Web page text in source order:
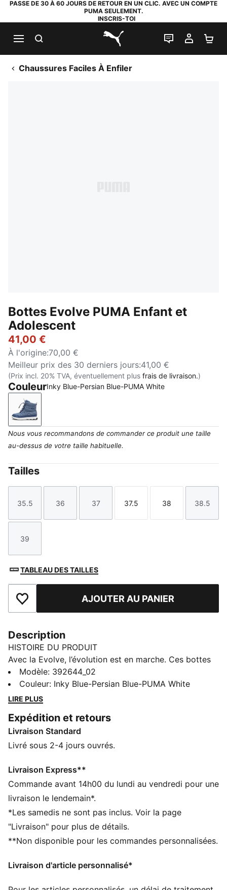
PASSE DE 30 À 60 JOURS DE RETOUR EN UN CLIC. AVEC UN COMPTE
PUMA SEULEMENT.
INSCRIS-TOI
PUMA.com
LIVE CHAT
MON
Chaussures Faciles À Enfiler
Bottes Evolve PUMA Enfant et
Adolescent
41,00 €
À l'origine:70,00 €
Meilleur prix des 30 derniers jours:41,00 €
(Prix incl. 20% TVA, éventuellement plus frais de livraison.)
CouleurInky Blue-Persian Blue-PUMA White
Inky Blue-Persian Blue-PUMA White
Nous vous recommandons de commander ce produit une taille
au-dessus de votre taille habituelle.
Tailles
Taille
35.5
Taille
36
Taille
37
Taille
37.5
Taille
38
Taille
38.5
Taille
39
TABLEAU DES TAILLES
Ajouter aux favorisAJOUTER AU PANIER
Description
HISTOIRE DU PRODUIT
Avec la Evolve, l’évolution est en marche. Ces bottes
audacieuses sont idéales pour affronter les
changements constants de la vie quotidienne. Cette
paire au look sport dynamique intègre un traitement
Douce à l’intérieur et à l’extérieur, elle est faite pour la
vie au grand air, comme toi.
CARACTÉRISTIQUES + AVANTAGES
pour offrir un amorti doux grâce à son talon ultra-
épais
DÉTAILS
résistant à l’abrasion avec traitement déperlant
Fermeture élastique
Semelle intermédiaire en EVA
Détails brandés PUMA
Modèle: 392644_02
Couleur: Inky Blue-Persian Blue-PUMA White
LIRE PLUS
Expédition et retours
Livraison Standard
Livré sous 2-4 jours ouvrés.
Livraison Express**
Commande avant 14h00 du lundi au vendredi pour une
livraison le lendemain*.
*Les samedis ne sont pas inclus. Voir la page
"Livraison" pour plus de détails.
**Non disponible pour les commandes personnalisées.
Livraison d'article personnalisé*